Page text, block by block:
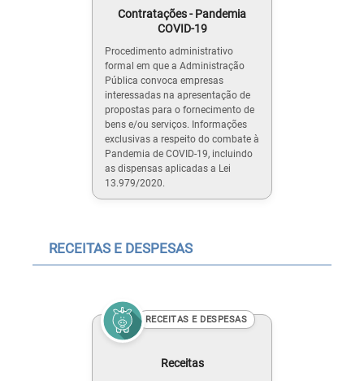
Contratações - Pandemia
COVID-19
Procedimento administrativo
formal em que a Administração
Pública convoca empresas
interessadas na apresentação de
propostas para o fornecimento de
bens e/ou serviços. Informações
exclusivas a respeito do combate à
Pandemia de COVID-19, incluindo
as dispensas aplicadas a Lei
13.979/2020.
RECEITAS E DESPESAS
RECEITAS E DESPESAS
Receitas